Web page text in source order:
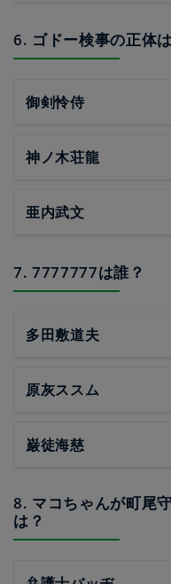
6. ゴドー検事の正体
御剣怜侍
神ノ木荘龍
亜内武文
7. 7777777は誰？
多田敷道夫
原灰ススム
巌徒海慈
8. マコちゃんが町尾
は？